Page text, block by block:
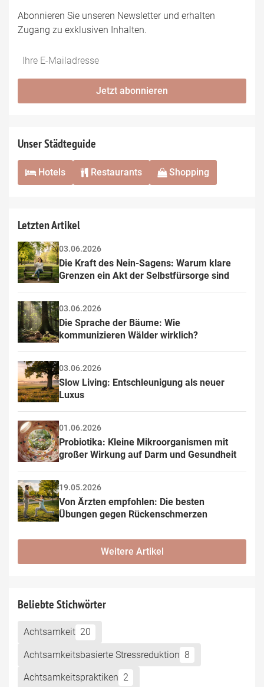
Abonnieren Sie unseren Newsletter und erhalten
Zugang zu exklusiven Inhalten.
Jetzt abonnieren
Unser Städteguide
Hotels Restaurants Shopping
Letzten Artikel
03.06.2026
Die Kraft des Nein-Sagens: Warum klare
Grenzen ein Akt der Selbstfürsorge sind
03.06.2026
Die Sprache der Bäume: Wie
kommunizieren Wälder wirklich?
03.06.2026
Slow Living: Entschleunigung als neuer
Luxus
01.06.2026
Probiotika: Kleine Mikroorganismen mit
großer Wirkung auf Darm und Gesundheit
19.05.2026
Von Ärzten empfohlen: Die besten
Übungen gegen Rückenschmerzen
Weitere Artikel
Beliebte Stichwörter
Achtsamkeit 20
Achtsamkeitsbasierte Stressreduktion 8
Achtsamkeitspraktiken 2